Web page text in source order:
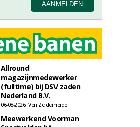
Allround
magazijnmedewerker
(fulltime) bij DSV zaden
Nederland B.V.
06-08-2026, Ven Zelderheide
Meewerkend Voorman